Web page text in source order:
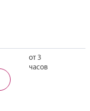
от 3
часов